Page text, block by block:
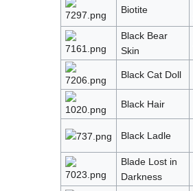
Biotite
Black Bear
Skin
Black Cat Doll
Black Hair
Black Ladle
Blade Lost in
Darkness